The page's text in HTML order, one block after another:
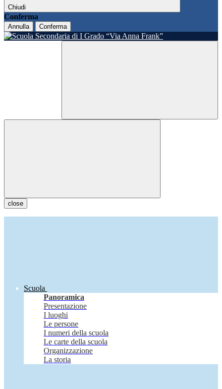
Chiudi
Conferma
Annulla Conferma
close
Scuola
Panoramica
Presentazione
I luoghi
Le persone
I numeri della scuola
Le carte della scuola
Organizzazione
La storia